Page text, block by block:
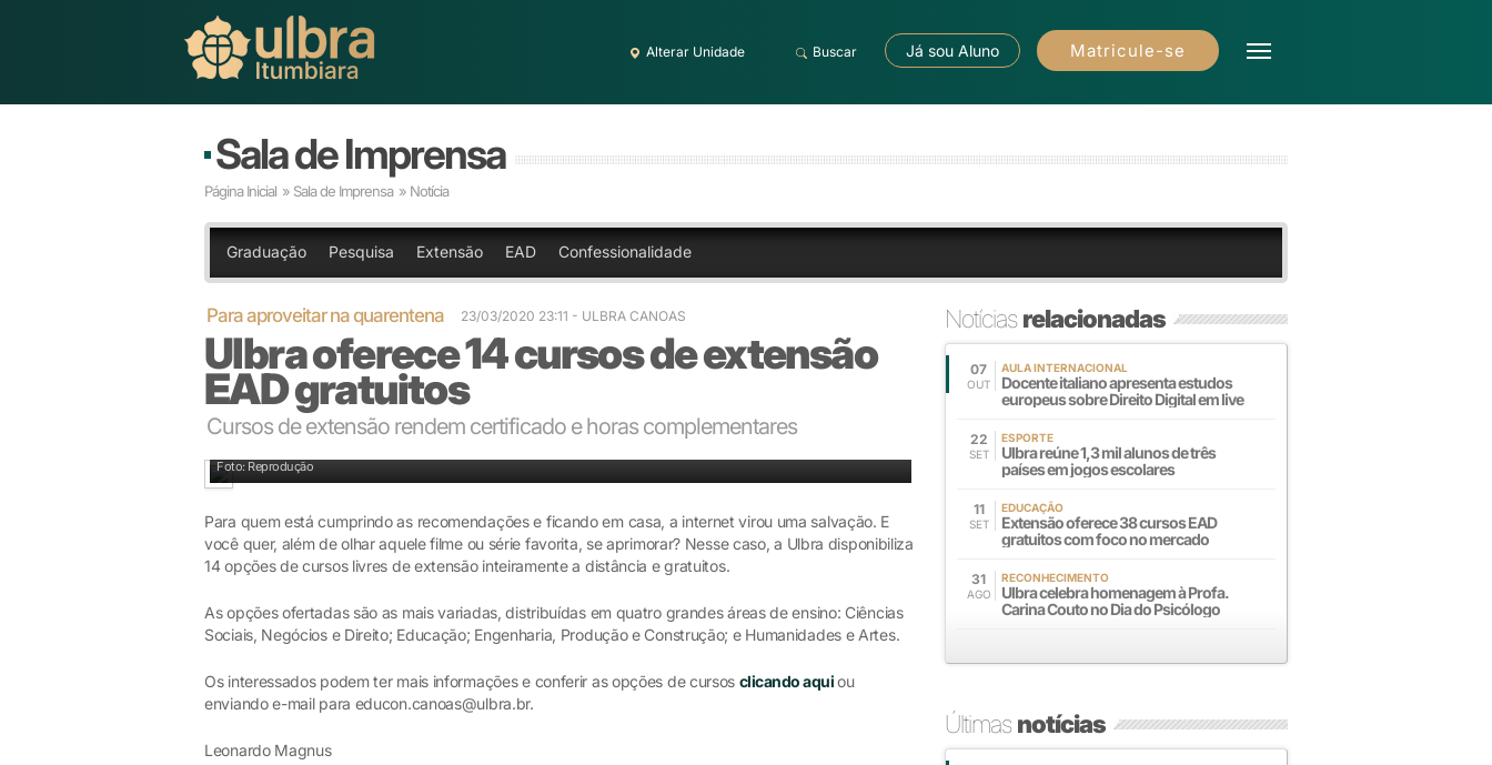
Alterar Unidade Buscar Já sou Aluno Matricule-se
Sala de Imprensa
Página Inicial » Sala de Imprensa » Notícia
Graduação Pesquisa Extensão EAD Confessionalidade
Para aproveitar na quarentena 23/03/2020 23:11 - ULBRA CANOAS
Ulbra oferece 14 cursos de extensão
EAD gratuitos
Cursos de extensão rendem certificado e horas complementares
Foto: Reprodução
Para quem está cumprindo as recomendações e ficando em casa, a internet virou uma salvação. E
você quer, além de olhar aquele filme ou série favorita, se aprimorar? Nesse caso, a Ulbra disponibiliza
14 opções de cursos livres de extensão inteiramente a distância e gratuitos.
As opções ofertadas são as mais variadas, distribuídas em quatro grandes áreas de ensino: Ciências
Sociais, Negócios e Direito; Educação; Engenharia, Produção e Construção; e Humanidades e Artes.
Os interessados podem ter mais informações e conferir as opções de cursos clicando aquiou
enviando e-mail para educon.canoas@ulbra.br.
Leonardo Magnus
Notíciasrelacionadas
07
OUT
AULA INTERNACIONAL
Docente italiano apresenta estudos
europeus sobre Direito Digital em live
22
SET
ESPORTE
Ulbra reúne 1,3 mil alunos de três
países em jogos escolares
11
SET
EDUCAÇÃO
Extensão oferece 38 cursos EAD
gratuitos com foco no mercado
31
AGO
RECONHECIMENTO
Ulbra celebra homenagem à Profa.
Carina Couto no Dia do Psicólogo
Últimasnotícias